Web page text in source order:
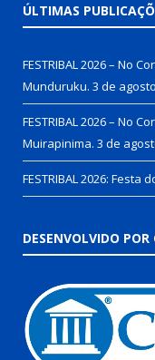
ÚLTIMAS
FESTRIBAL 2026 – No
Munduruku. 3 de
FESTRIBAL 2026 – No
Muirapinima. 3 de
FESTRIBAL 2026: Festa
DESENVOLVIDO POR